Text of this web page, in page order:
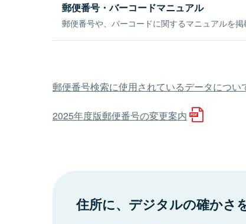
郵便番号・バーコードマニュアル
郵便番号や、バーコードに関するマニュアルを掲
郵便番号検索に使用されているデータについ
2025年度版郵便番号の変更案内
住所に、デジタルの確かさを